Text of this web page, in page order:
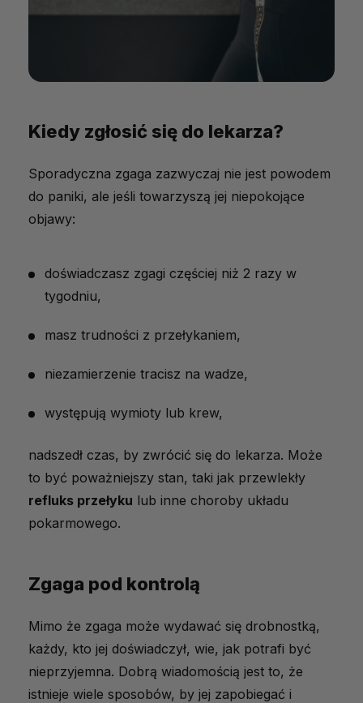
Kiedy zgłosić się do lekarza?
Sporadyczna zgaga zazwyczaj nie jest powodem
do paniki, ale jeśli towarzyszą jej niepokojące
objawy:
doświadczasz zgagi częściej niż 2 razy w
tygodniu,
masz trudności z przełykaniem,
niezamierzenie tracisz na wadze,
występują wymioty lub krew,
nadszedł czas, by zwrócić się do lekarza. Może
to być poważniejszy stan, taki jak przewlekły
refluks przełyku lub inne choroby układu
pokarmowego.
Zgaga pod kontrolą
Mimo że zgaga może wydawać się drobnostką,
każdy, kto jej doświadczył, wie, jak potrafi być
nieprzyjemna. Dobrą wiadomością jest to, że
istnieje wiele sposobów, by jej zapobiegać i